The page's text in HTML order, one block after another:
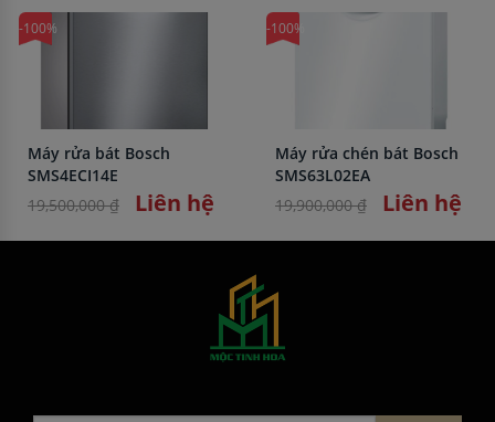
-100%
Máy rửa bát Bosch
SMS4ECI14E
19,500,000 ₫
Liên hệ
-100%
Máy rửa chén bát Bosch
SMS63L02EA
19,900,000 ₫
Liên hệ